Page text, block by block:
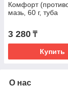
Комфорт
мазь, 60 г, туба
3 280 ₸
Купить
О нас